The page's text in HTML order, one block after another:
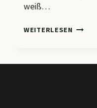
weiß…
WEITERLESEN DIE